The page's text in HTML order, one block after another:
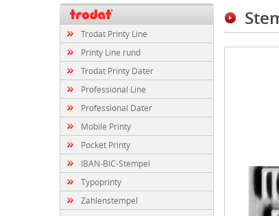
Trodat Printy Line
Printy Line rund
Trodat Printy Dater
Professional Line
Professional Dater
Mobile Printy
Pocket Printy
IBAN-BIC-Stempel
Typoprinty
Zahlenstempel